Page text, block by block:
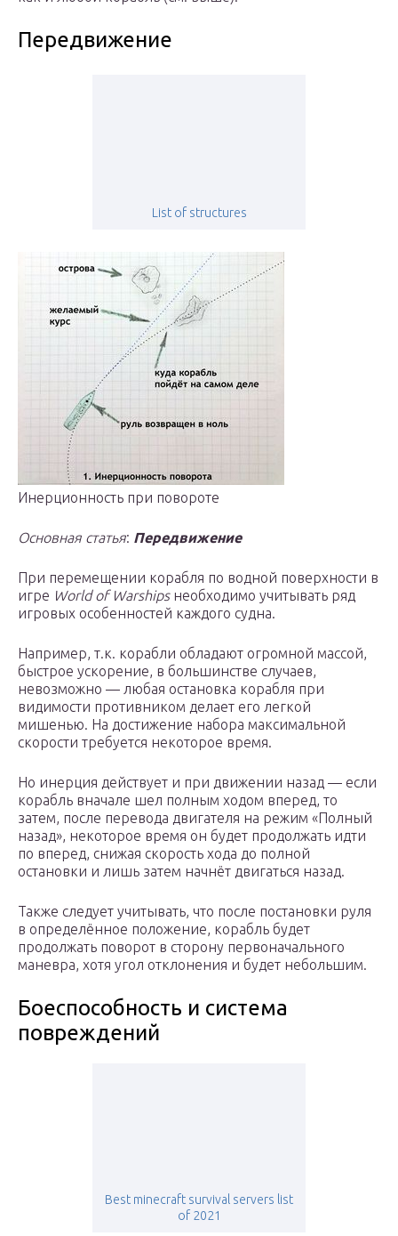
Передвижение
List of structures
Инерционность при повороте
Основная статья: Передвижение
При перемещении корабля по водной поверхности в
игре World of Warshipsнеобходимо учитывать ряд
игровых особенностей каждого судна.
Например, т.к. корабли обладают огромной массой,
быстрое ускорение, в большинстве случаев,
невозможно — любая остановка корабля при
видимости противником делает его легкой
мишенью. На достижение набора максимальной
скорости требуется некоторое время.
Но инерция действует и при движении назад — если
корабль вначале шел полным ходом вперед, то
затем, после перевода двигателя на режим «Полный
назад», некоторое время он будет продолжать идти
по вперед, снижая скорость хода до полной
остановки и лишь затем начнёт двигаться назад.
Также следует учитывать, что после постановки руля
в определённое положение, корабль будет
продолжать поворот в сторону первоначального
маневра, хотя угол отклонения и будет небольшим.
Боеспособность и система
повреждений
Best minecraft survival servers list
of 2021